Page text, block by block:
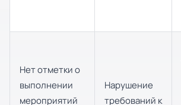
Нет отметки о
выполнении
мероприятий
Нарушение
требований к